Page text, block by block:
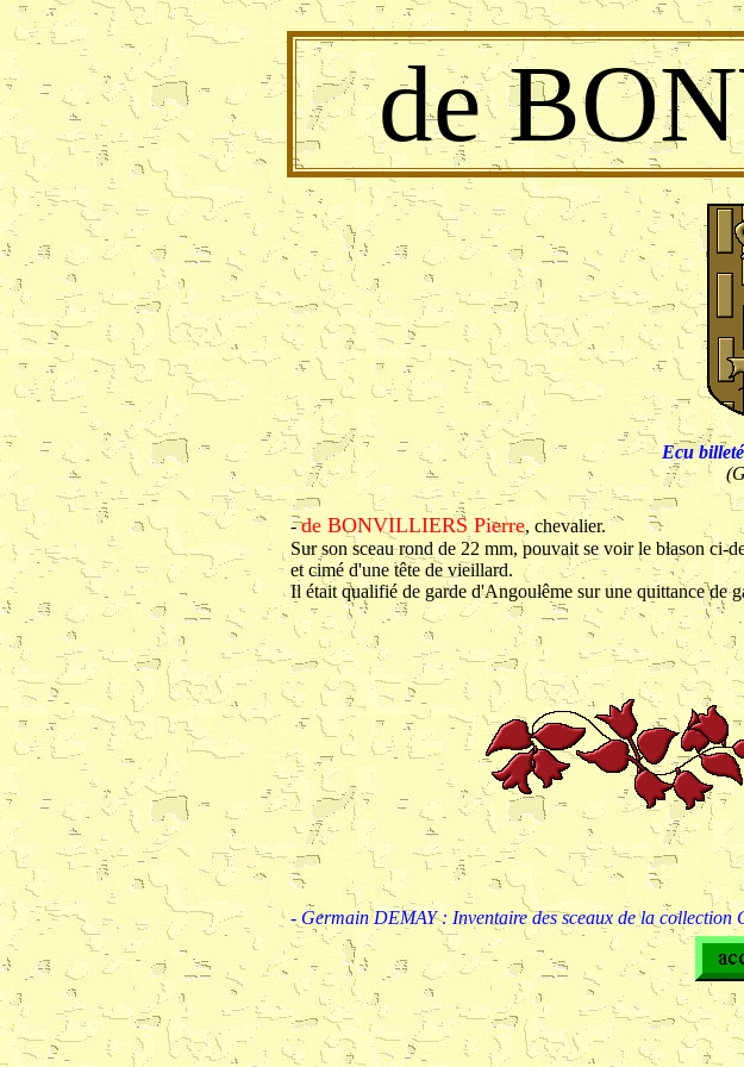
de
Ecu
-de BONVILLIERS Pierre, chevalier.
Sur son sceau rond de 22 mm, pouvait se voir le blason ci-
et cimé d'une tête de vieillard.
Il était qualifié de garde d'Angoulême sur une quittance de
- Germain DEMAY : Inventaire des sceaux de la collection